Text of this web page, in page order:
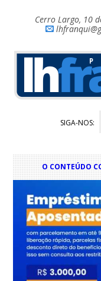
Cerro Largo, 10
SIGA-NOS:
O CONTEÚDO